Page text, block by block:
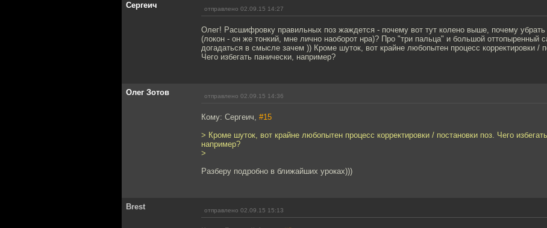
Сергеич отправлено 02.09.15 14:27
Олег! Расшифровку правильных поз жаждется - почему вот тут колено выше, почему убрать
(локон - он же тонкий, мне лично наоборот нра)? Про "три пальца" и большой оттопыренный
догадаться в смысле зачем )) Кроме шуток, вот крайне любопытен процесс корректировки /
Чего избегать панически, например?
Олег Зотов отправлено 02.09.15 14:36
Кому: Сергеич, #15
> Кроме шуток, вот крайне любопытен процесс корректировки / постановки поз. Чего
например?
>
Разберу подробно в ближайших уроках)))
Brest отправлено 02.09.15 15:13